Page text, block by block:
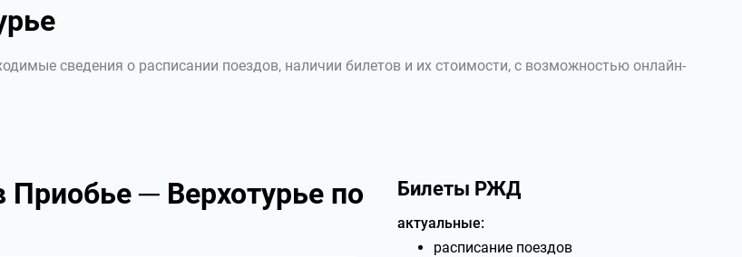
сведения о расписании поездов, наличии билетов и их стоимости, с возможностью онлайн-
─ Верхотурье по
Билеты РЖД
актуальные:
расписание поездов